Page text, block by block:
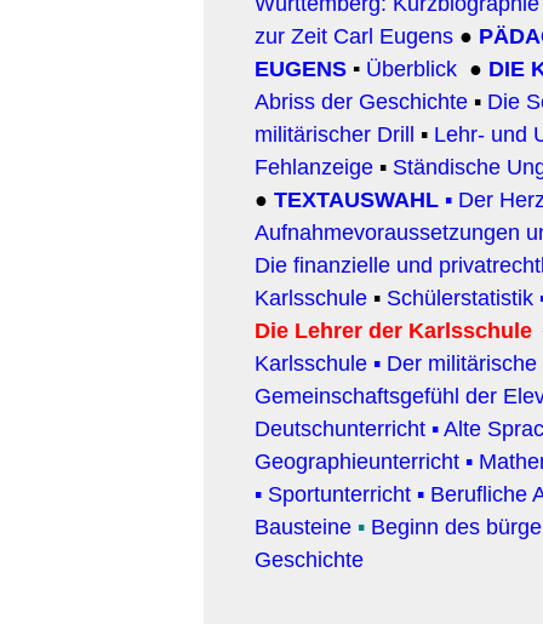
zur Zeit Carl Eugens ●
EUGENS ▪ Überblick ● DIE
Abriss der Geschichte ▪ Die
militärischer Drill ▪ Lehr- und
Fehlanzeige ▪ Ständische
● TEXTAUSWAHL ▪ Der
Aufnahmevoraussetzungen
Die finanzielle und
Karlsschule ▪ Schülerstatistik
Die Lehrer der Karlsschule
Karlsschule ▪ Der
Gemeinschaftsgefühl der
Deutschunterricht ▪Alte
Geographieunterricht ▪
▪ Sportunterricht ▪ Berufliche
Bausteine ▪ Beginn des
Geschichte